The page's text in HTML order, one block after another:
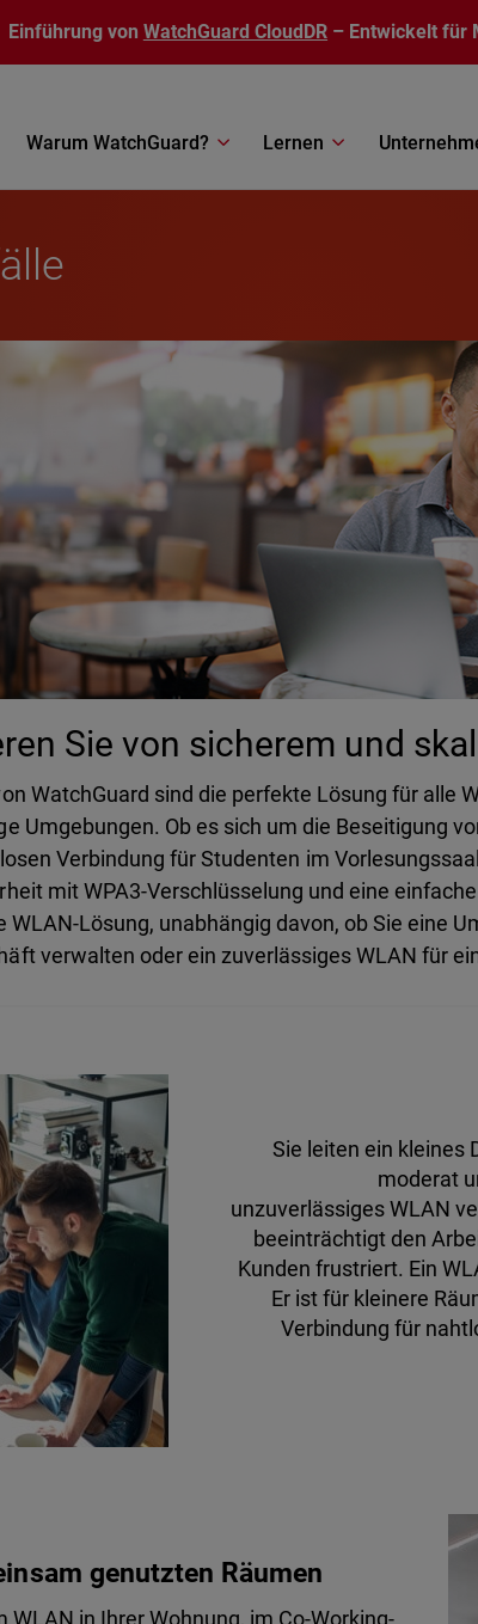
Einführung von WatchGuard CloudDR – Entwickelt für
Warum WatchGuard? Lernen
Sie von sicherem und
WatchGuard sind die perfekte Lösung für alle
Umgebungen. Ob es sich um die Beseitigung
Verbindung für Studenten im
mit WPA3-Verschlüsselung und eine
WLAN-Lösung, unabhängig davon, ob Sie eine
verwalten oder ein zuverlässiges WLAN für
Sie leiten ein kleines
moderat
unzuverlässiges WLAN
beeinträchtigt den
Kunden frustriert. Ein
Er ist für kleinere
Verbindung für
genutzten Räumen
in Ihrer Wohnung, im Co-Working-